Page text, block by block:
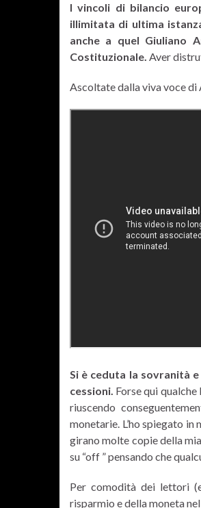
I vincoli di bilancio
illimitata di ultima
anche a quel Giuliano
Costituzionale. Aver
Ascoltate dalla viva voce di
Si è ceduta la sovranità
cessioni. Forse qui
riuscendo
monetarie. L’ho spiegato
girano molte copie della
su “off ” pensando che
Per comodità dei lettori
risparmio e della moneta